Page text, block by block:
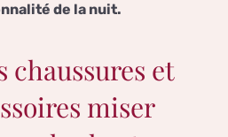
de la nuit.
chaussures et
miser